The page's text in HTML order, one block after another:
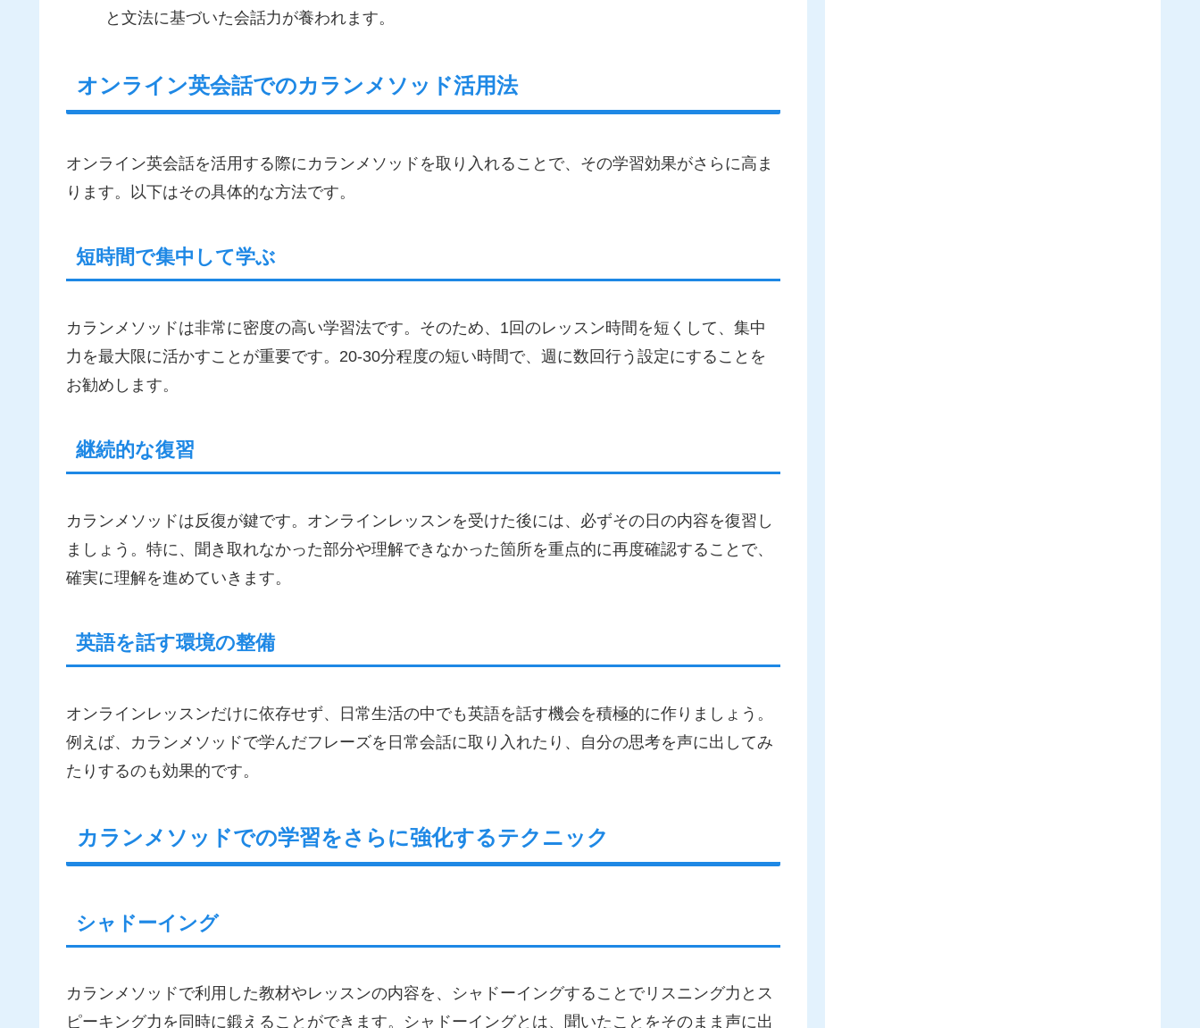
と文法に基づいた会話力が養われます。
オンライン英会話でのカランメソッド活用法
オンライン英会話を活用する際にカランメソッドを取り入れることで、その学習効果がさらに高ま
ります。以下はその具体的な方法です。
短時間で集中して学ぶ
カランメソッドは非常に密度の高い学習法です。そのため、1回のレッスン時間を短くして、集中
力を最大限に活かすことが重要です。20-30分程度の短い時間で、週に数回行う設定にすることを
お勧めします。
継続的な復習
カランメソッドは反復が鍵です。オンラインレッスンを受けた後には、必ずその日の内容を復習し
ましょう。特に、聞き取れなかった部分や理解できなかった箇所を重点的に再度確認することで、
確実に理解を進めていきます。
英語を話す環境の整備
オンラインレッスンだけに依存せず、日常生活の中でも英語を話す機会を積極的に作りましょう。
例えば、カランメソッドで学んだフレーズを日常会話に取り入れたり、自分の思考を声に出してみ
たりするのも効果的です。
カランメソッドでの学習をさらに強化するテクニック
シャドーイング
カランメソッドで利用した教材やレッスンの内容を、シャドーイングすることでリスニング力とス
ピーキング力を同時に鍛えることができます。シャドーイングとは、聞いたことをそのまま声に出